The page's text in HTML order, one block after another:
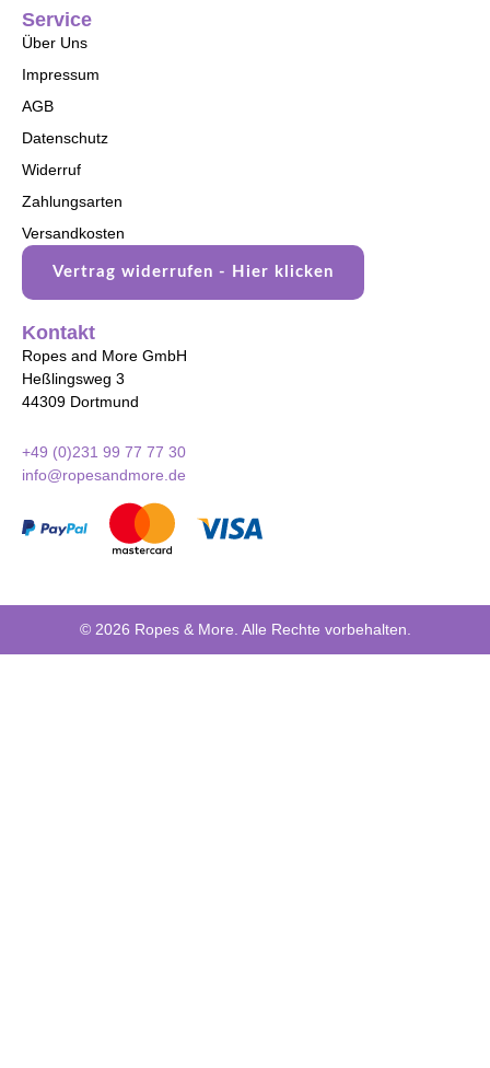
Service
Über Uns
Impressum
AGB
Datenschutz
Widerruf
Zahlungsarten
Versandkosten
Vertrag widerrufen - Hier klicken
Kontakt
Ropes and More GmbH
Heßlingsweg 3
44309 Dortmund
+49 (0)231 99 77 77 30
info@ropesandmore.de
© 2026 Ropes & More. Alle Rechte vorbehalten.